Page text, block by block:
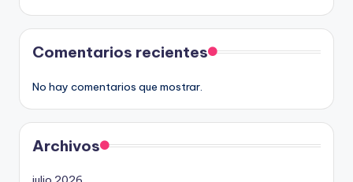
Comentarios recientes
No hay comentarios que mostrar.
Archivos